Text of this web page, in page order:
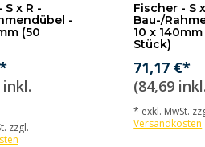
x R -
-
(50
inkl.
zzgl.
Fischer - S
Bau-/
10 x 140mm
Stück)
71,17 €*
(84,69
* exkl. MwSt.
Versandkosten